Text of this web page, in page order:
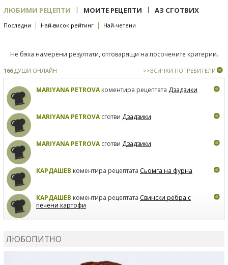
ЛЮБИМИ РЕЦЕПТИ | МОИТЕ РЕЦЕПТИ | АЗ СГОТВИХ
Последни | Най-висок рейтинг | Най-четени
Не бяха намерени резултати, отговарящи на посочените критерии.
166ДУШИ ОНЛАЙН >>ВСИЧКИ ПОТРЕБИТЕЛИ
MARIYANA PETROVAкоментира рецептата Дзадзики
MARIYANA PETROVAсготви Дзадзики
MARIYANA PETROVAсготви Дзадзики
КАРДАШЕВ коментира рецептата Сьомга на фурна
КАРДАШЕВ коментира рецептата Свински ребра с
печени картофи
ЛЮБОПИТНО